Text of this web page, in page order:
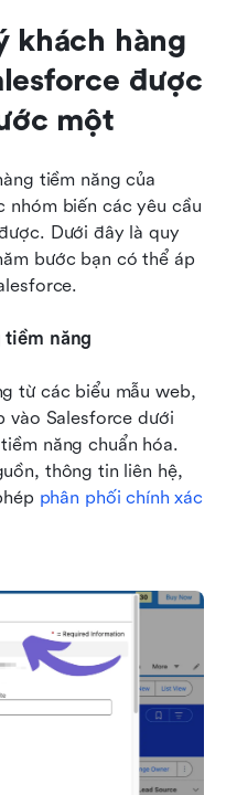
khách hàng
được
một
tiềm năng của
nhóm biến các yêu cầu
Dưới đây là quy
bước bạn có thể áp
tiềm năng
từ các biểu mẫu web,
vào Salesforce dưới
năng chuẩn hóa.
thông tin liên hệ,
phân phối chính xác